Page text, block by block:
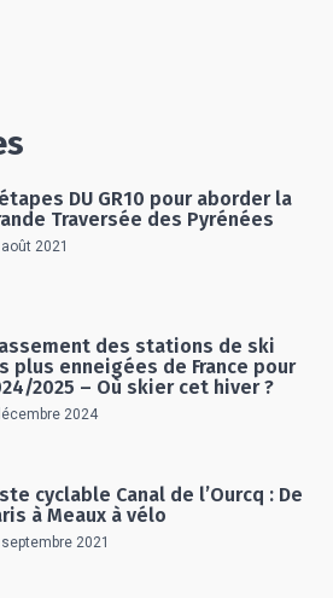
DU GR10 pour aborder la
Traversée des Pyrénées
2021
des stations de ski
plus enneigées de France pour
2025 – Où skier cet hiver ?
2024
cyclable Canal de l’Ourcq : De
à Meaux à vélo
2021